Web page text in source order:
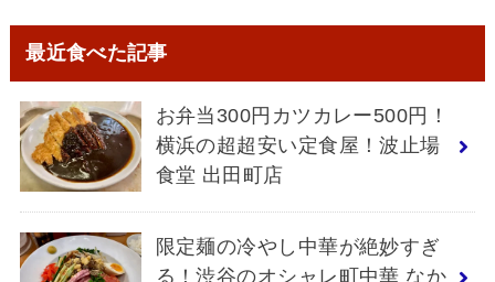
最近食べた記事
お弁当300円カツカレー500円！
横浜の超超安い定食屋！波止場
食堂 出田町店
限定麺の冷やし中華が絶妙すぎ
る！渋谷のオシャレ町中華 なか